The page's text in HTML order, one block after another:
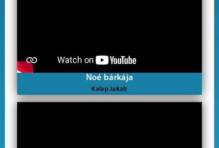
Noé bárkája
Kalap Jakab